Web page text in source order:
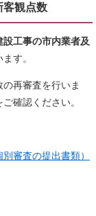
客観点数
設工事の市内業者及
す。
再審査を行いま
確認ください。​
審査の提出書類）